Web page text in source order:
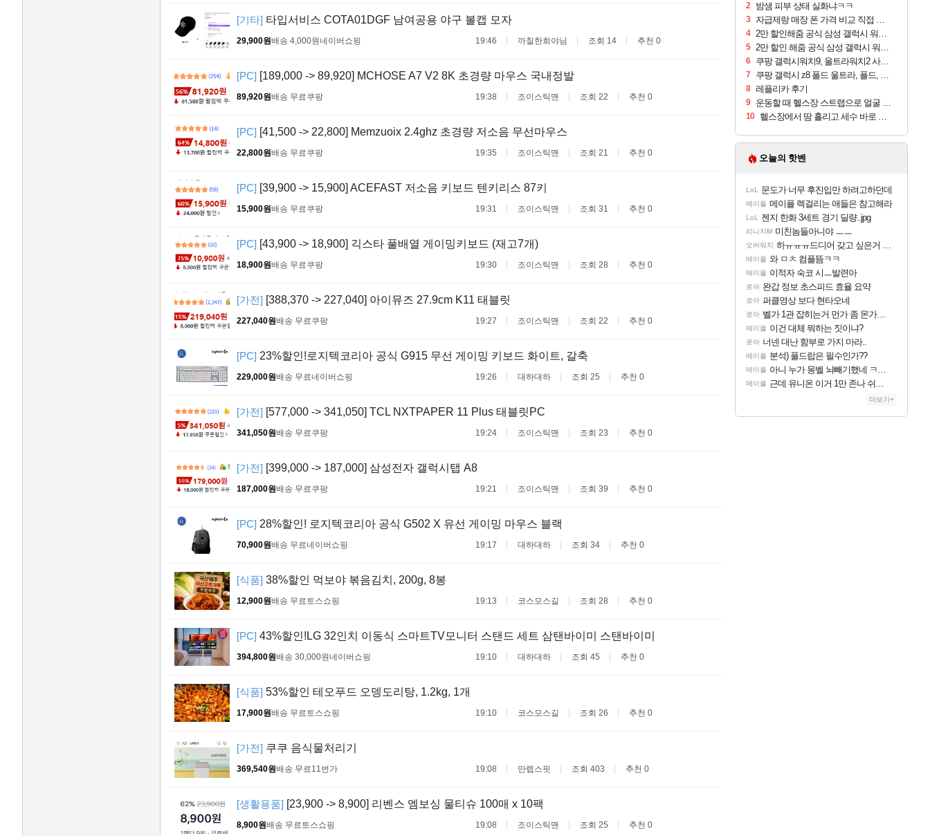
[기타] 타입서비스 COTA01DGF 남여공용 야구 볼캡 모자
29,900원배송 4,000원네이버쇼핑 19:46 까칠한희야님 조회 14 추천 0
[PC] [189,000 -> 89,920] MCHOSE A7 V2 8K 초경량 마우스 국내정발
89,920원배송 무료쿠팡 19:38 조이스틱맨 조회 22 추천 0
[PC] [41,500 -> 22,800] Memzuoix 2.4ghz 초경량 저소음 무선마우스
22,800원배송 무료쿠팡 19:35 조이스틱맨 조회 21 추천 0
[PC] [39,900 -> 15,900] ACEFAST 저소음 키보드 텐키리스 87키
15,900원배송 무료쿠팡 19:31 조이스틱맨 조회 31 추천 0
[PC] [43,900 -> 18,900] 긱스타 풀배열 게이밍키보드 (재고7개)
18,900원배송 무료쿠팡 19:30 조이스틱맨 조회 28 추천 0
[가전] [388,370 -> 227,040] 아이뮤즈 27.9cm K11 태블릿
227,040원배송 무료쿠팡 19:27 조이스틱맨 조회 22 추천 0
[PC] 23%할인!로지텍코리아 공식 G915 무선 게이밍 키보드 화이트, 갈축
229,000원배송 무료네이버쇼핑 19:26 대하대하 조회 25 추천 0
[가전] [577,000 -> 341,050] TCL NXTPAPER 11 Plus 태블릿PC
341,050원배송 무료쿠팡 19:24 조이스틱맨 조회 23 추천 0
[가전] [399,000 -> 187,000] 삼성전자 갤럭시탭 A8
187,000원배송 무료쿠팡 19:21 조이스틱맨 조회 39 추천 0
[PC] 28%할인! 로지텍코리아 공식 G502 X 유선 게이밍 마우스 블랙
70,900원배송 무료네이버쇼핑 19:17 대하대하 조회 34 추천 0
[식품] 38%할인 먹보야 볶음김치, 200g, 8봉
12,900원배송 무료토스쇼핑 19:13 코스모스길 조회 28 추천 0
[PC] 43%할인!LG 32인치 이동식 스마트TV모니터 스탠드 세트 삼탠바이미 스탠바이미
394,800원배송 30,000원네이버쇼핑 19:10 대하대하 조회 45 추천 0
[식품] 53%할인 테오푸드 오뎅도리탕, 1.2kg, 1개
17,900원배송 무료토스쇼핑 19:10 코스모스길 조회 26 추천 0
[가전] 쿠쿠 음식물처리기
369,540원배송 무료11번가 19:08 만렙스핏 조회 403 추천 0
[생활용품] [23,900 -> 8,900] 리벤스 엠보싱 물티슈 100매 x 10팩
8,900원배송 무료토스쇼핑 19:08 조이스틱맨 조회 25 추천 0
2 밤샘 피부 상태 실화냐ㅋㅋ
3 자급제랑 매장 폰 가격 비교 직접 안가도 되네요
4 2만 할인해줌 공식 삼성 갤럭시 워치9 크림, 40mm, 블루투스
5 2만 할인 해줌 공식 삼성 갤럭시 워치9 실버, 44mm, 블루투스
6 쿠팡 갤럭시워치9, 울트라워치2 사전구매 혜택 받아보세요
7 쿠팡 갤럭시 z8 폴드 울트라, 폴드, 플립 사전예약
8 레플리카 후기
9 운동할 때 헬스장 스트랩으로 얼굴 만졌다가 볼 뒤집어짐
10 헬스장에서 땀 흘리고 세수 바로 안 하면 트러블 나냐?
오늘의 핫벤
LoL 문도가 너무 후진입만 하려고하던데
메이플 메이플 렉걸리는 애들은 참고해라
LoL 젠지 한화 3세트 경기 딜량..jpg
리니지M 미친놈들아니야 ㅡㅡ
오버워치 하ㅠㅠㅠ드디어 갖고 싶은거 나왓어 ㅠㅠㅠㅠ
메이플 와 ㅁㅊ 컴플뜸ㅋㅋ
메이플 이적자 숙코 시ㅡ발련아
로아 완갑 정보 초스피드 효율 요약
로아 퍼클영상 보다 현타오네
로아 벨가 1관 잡히는거 먼가 좀 몬가몬가네..
메이플 이건 대체 뭐하는 짓이냐?
로아 너넨 대난 함부로 가지 마라..
메이플 분석) 풀드랍은 필수인가??
메이플 아니 누가 몽벨 뇌빼기했네 ㅋㅋㅋㅋ
메이플 근데 유니온 이거 1만 존나 쉬운거같은데
더보기+